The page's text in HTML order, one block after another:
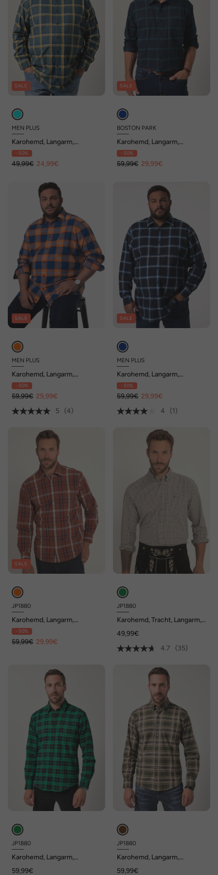
SALE
MEN PLUS
Karohemd, Langarm,
Kentkragen, Comfort Fit, bis
8 XL
- 50%
49,99€ 24,99€
SALE
BOSTON PARK
Karohemd, Langarm,
Kentkragen, Comfort Fit, bis
8 XL
- 50%
59,99€ 29,99€
SALE
MEN PLUS
Karohemd, Langarm,
Kentkragen, Comfort Fit, bis
8 XL
- 50%
59,99€ 29,99€
5
(4)
SALE
MEN PLUS
Karohemd, Langarm,
Kentkragen, Comfort Fit, bis
8 XL
- 50%
59,99€ 29,99€
4
(1)
SALE
JP1880
Karohemd, Langarm,
Kentkragen, Modern Fit
- 50%
59,99€ 29,99€
JP1880
Karohemd, Tracht, Langarm,
Fit, bis 8 XL
49,99€
4.7
(35)
JP1880
Karohemd, Langarm,
XL
59,99€
JP1880
Karohemd, Langarm,
Fit, bis 8 XL
59,99€